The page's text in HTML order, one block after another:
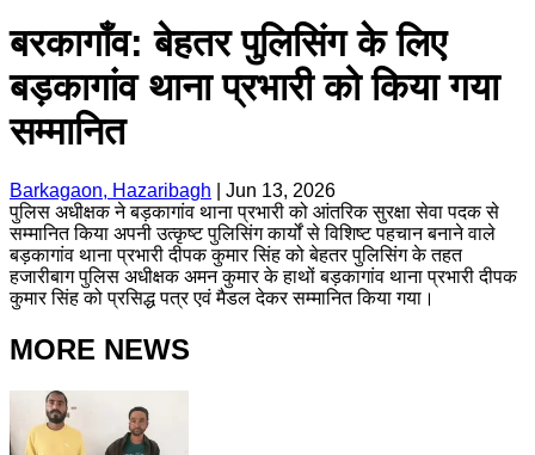
बरकागाँव: बेहतर पुलिसिंग के लिए
बड़कागांव थाना प्रभारी को किया गया
सम्मानित
Barkagaon, Hazaribagh
Jun 13, 2026
पुलिस अधीक्षक ने बड़कागांव थाना प्रभारी को आंतरिक सुरक्षा सेवा पदक से
सम्मानित किया अपनी उत्कृष्ट पुलिसिंग कार्यों से विशिष्ट पहचान बनाने वाले
बड़कागांव थाना प्रभारी दीपक कुमार सिंह को बेहतर पुलिसिंग के तहत
हजारीबाग पुलिस अधीक्षक अमन कुमार के हाथों बड़कागांव थाना प्रभारी दीपक
कुमार सिंह को प्रसिद्ध पत्र एवं मैडल देकर सम्मानित किया गया।
MORE NEWS